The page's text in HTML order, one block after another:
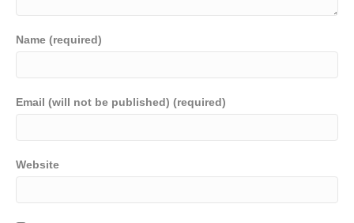
Name (required)
Email (will not be published) (required)
Website